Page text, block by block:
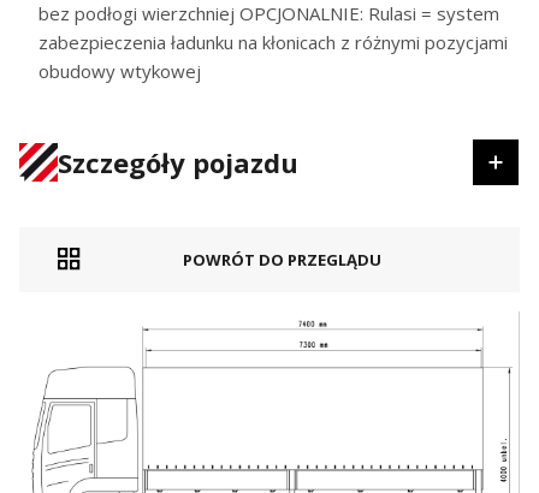
bez podłogi wierzchniej OPCJONALNIE: Rulasi = system
zabezpieczenia ładunku na kłonicach z różnymi pozycjami
obudowy wtykowej
Szczegóły pojazdu
POWRÓT DO PRZEGLĄDU